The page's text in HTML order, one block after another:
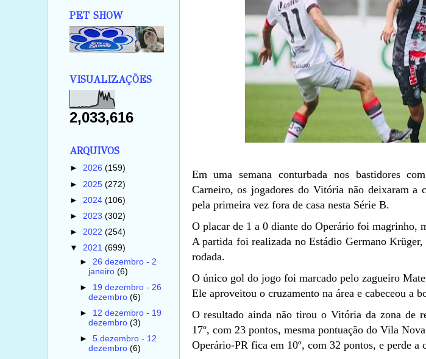
Em uma semana conturbada nos bastidores
Carneiro, os jogadores do Vitória não deixaram a
pela primeira vez fora de casa nesta Série B.
O placar de 1 a 0 diante do Operário foi magrinho,
A partida foi realizada no Estádio Germano
rodada.
O único gol do jogo foi marcado pelo zagueiro
Ele aproveitou o cruzamento na área e cabeceou a
O resultado ainda não tirou o Vitória da zona de
17º, com 23 pontos, mesma pontuação do Vila
Operário-PR fica em 10º, com 32 pontos, e perde a
PET SHOW
VISUALIZAÇÕES
2,033,616
ARQUIVOS
► 2026 (159)
► 2025 (272)
► 2024 (106)
► 2023 (302)
► 2022 (254)
▼ 2021 (699)
► 26 dezembro - 2
janeiro (6)
► 19 dezembro - 26
dezembro (6)
► 12 dezembro - 19
dezembro (3)
► 5 dezembro - 12
dezembro (6)